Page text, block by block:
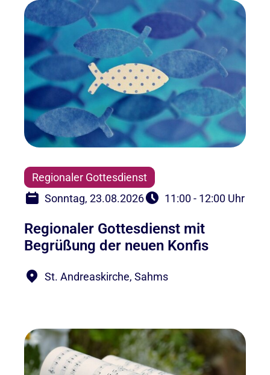
Regionaler Gottesdienst
Sonntag, 23.08.2026
11:00 - 12:00 Uhr
Regionaler Gottesdienst mit
Begrüßung der neuen Konfis
St. Andreaskirche, Sahms